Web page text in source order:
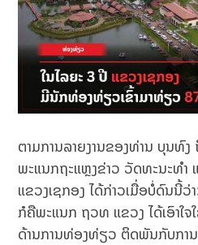
ຕາມການລາຍງານຂອງທ່ານ ບຸນທົ
ພະແນກຖະແຫຼງຂ່າວ ວັດທະນະທໍ
ແຂວງເຊກອງ ໄດ້ກ່າວເມື່ອບໍ່ດົນນີ້ວ່
ກໍຄືພະແນກ ຖວທ ແຂວງ ໄດ້ເອົາໃຈ
ດ້ານການທ່ອງທ່ຽວ ຕິດພັນກັບກາ